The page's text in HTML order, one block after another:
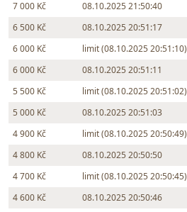
7 000 Kč
08.10.2025 21:50:40
6 500 Kč
08.10.2025 20:51:17
6 000 Kč
limit (08.10.2025 20:51:10)
6 000 Kč
08.10.2025 20:51:11
5 500 Kč
limit (08.10.2025 20:51:02)
5 000 Kč
08.10.2025 20:51:03
4 900 Kč
limit (08.10.2025 20:50:49)
4 800 Kč
08.10.2025 20:50:50
4 700 Kč
limit (08.10.2025 20:50:45)
4 600 Kč
08.10.2025 20:50:46